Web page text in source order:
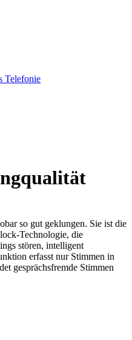
Telefonie
so gut geklungen. Sie ist die
Technologie, die
stören, intelligent
erfasst nur Stimmen in
gesprächsfremde Stimmen